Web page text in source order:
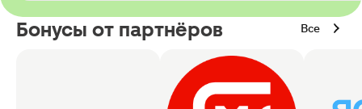
Бонусы от партнёров Все